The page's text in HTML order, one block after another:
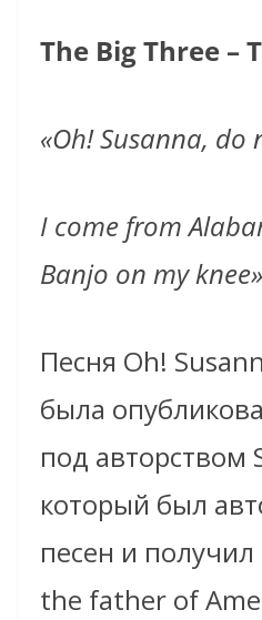
The Big Three –
«Oh! Susanna, do
I come from
Banjo on my knee»
Песня Oh!
была
под авторством
который был
песен и
the father of